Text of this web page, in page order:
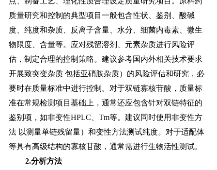
质量研究和控制的典型项目一般包含性状、鉴别、 酸碱
度、纯度和杂质、反离子含量、水分、细菌内毒素、微生
物限度、含量等。 应对残留溶剂、元素杂质进行风险评
估，制定合理的控制策略。建议参考国内外相关技术要求
开展致突变杂质 包括亚硝胺杂质）的风险评估和研究，必
要时在质量标准中进行控制。 对于双链寡核苷酸，质量标
准在常规检测项目基础上，通常还应包含针对双链特征的
鉴别项，如非变性HPLC、Tm等。建议同时使用非变性方
法 以测量单链残留量）和变性方法测试纯度。对于适配体
等具有高级结构的寡核苷酸，通常需进行生物活性测试。
2.分析方法